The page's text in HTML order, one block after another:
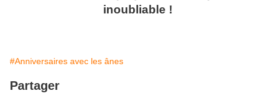
inoubliable !
#Anniversaires avec les ânes
Partager